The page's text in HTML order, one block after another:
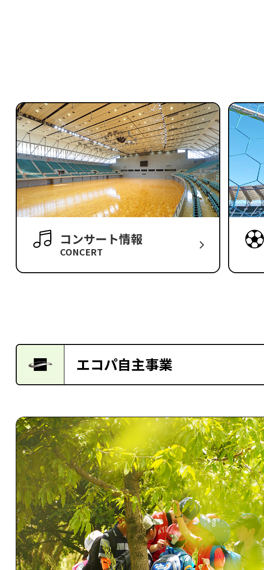
コンサート情報
CONCERT
エコパ自主事業